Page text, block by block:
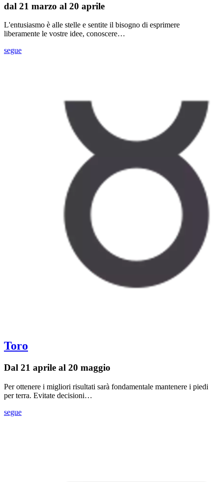
dal 21 marzo al 20 aprile
L'entusiasmo è alle stelle e sentite il bisogno di esprimere
liberamente le vostre idee, conoscere…
segue
Toro
Dal 21 aprile al 20 maggio
Per ottenere i migliori risultati sarà fondamentale mantenere i piedi
per terra. Evitate decisioni…
segue